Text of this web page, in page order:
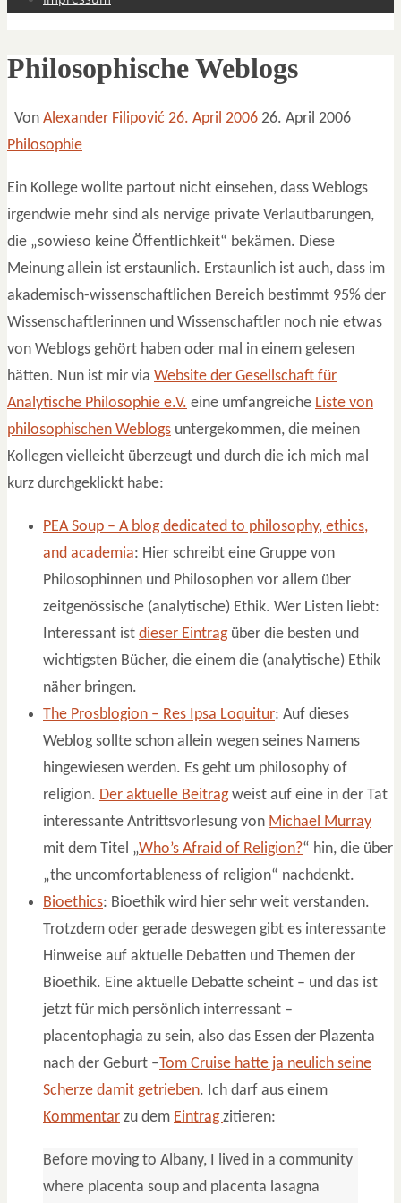
Philosophische Weblogs
Von Alexander Filipović 26. April 2006 26. April 2006
Philosophie
Ein Kollege wollte partout nicht einsehen, dass Weblogs
irgendwie mehr sind als nervige private Verlautbarungen,
die „sowieso keine Öffentlichkeit“ bekämen. Diese
Meinung allein ist erstaunlich. Erstaunlich ist auch, dass im
akademisch-wissenschaftlichen Bereich bestimmt 95% der
Wissenschaftlerinnen und Wissenschaftler noch nie etwas
von Weblogs gehört haben oder mal in einem gelesen
hätten. Nun ist mir via Website der Gesellschaft für
Analytische Philosophie e.V. eine umfangreiche Liste von
philosophischen Weblogs untergekommen, die meinen
Kollegen vielleicht überzeugt und durch die ich mich mal
kurz durchgeklickt habe:
PEA Soup – A blog dedicated to philosophy, ethics,
and academia: Hier schreibt eine Gruppe von
Philosophinnen und Philosophen vor allem über
zeitgenössische (analytische) Ethik. Wer Listen liebt:
Interessant ist dieser Eintragüber die besten und
wichtigsten Bücher, die einem die (analytische) Ethik
näher bringen.
The Prosblogion – Res Ipsa Loquitur: Auf dieses
Weblog sollte schon allein wegen seines Namens
hingewiesen werden. Es geht um philosophy of
religion. Der aktuelle Beitragweist auf eine in der Tat
interessante Antrittsvorlesung von Michael Murray
mit dem Titel „Who’s Afraid of Religion?“ hin, die über
„the uncomfortableness of religion“ nachdenkt.
Bioethics: Bioethik wird hier sehr weit verstanden.
Trotzdem oder gerade deswegen gibt es interessante
Hinweise auf aktuelle Debatten und Themen der
Bioethik. Eine aktuelle Debatte scheint – und das ist
jetzt für mich persönlich interressant –
placentophagia zu sein, also das Essen der Plazenta
nach der Geburt –Tom Cruise hatte ja neulich seine
Scherze damit getrieben. Ich darf aus einem
Kommentar zu dem Eintragzitieren:
Before moving to Albany, I lived in a community
where placenta soup and placenta lasagna